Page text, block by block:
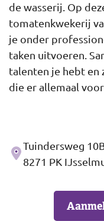
de wasserij. Op
tomatenkwekerij
je onder
taken uitvoeren.
talenten je hebt en
die er allemaal
Adres
Tuindersweg
8271 PK